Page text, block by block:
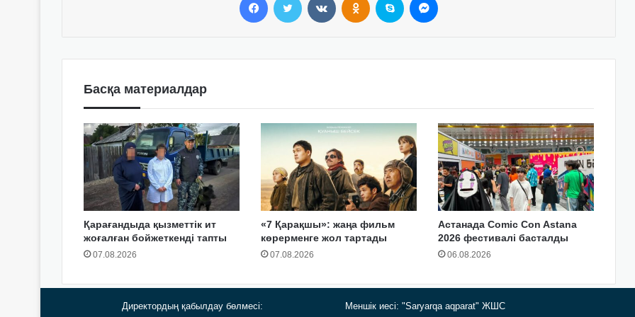
Басқа материалдар
Қарағандыда қызметтік ит
жоғалған бойжеткенді тапты
07.08.2026
«7 Қарақшы»: жаңа фильм
көрерменге жол тартады
07.08.2026
Астанада Comic Con Astana
2026 фестивалі басталды
06.08.2026
Директордың қабылдау бөлмесі:
Меншік иесі: "Saryarqa aqparat" ЖШС